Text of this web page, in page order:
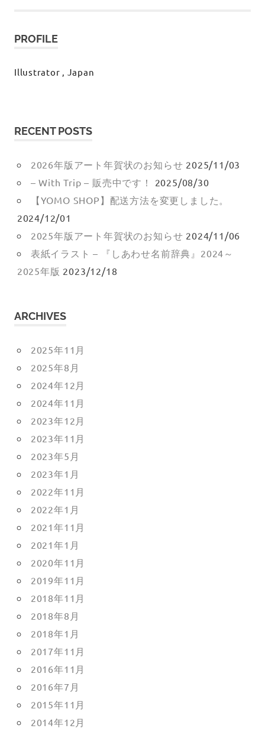
PROFILE
Illustrator , Japan
RECENT POSTS
2026年版アート年賀状のお知らせ 2025/11/03
– With Trip – 販売中です！
2025/08/30
【YOMO SHOP】配送方法を変更しました。
2024/12/01
2025年版アート年賀状のお知らせ 2024/11/06
表紙イラスト – 『しあわせ名前辞典』2024～
2025年版 2023/12/18
ARCHIVES
2025年11月
2025年8月
2024年12月
2024年11月
2023年12月
2023年11月
2023年5月
2023年1月
2022年11月
2022年1月
2021年11月
2021年1月
2020年11月
2019年11月
2018年11月
2018年8月
2018年1月
2017年11月
2016年11月
2016年7月
2015年11月
2014年12月